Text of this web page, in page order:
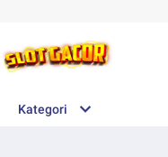
Kategori